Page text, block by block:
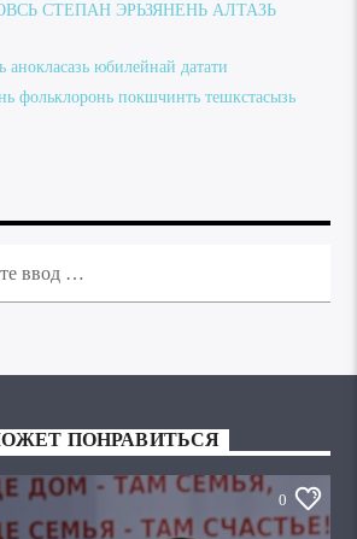
СТЕПАН ЭРЬЗЯНЕНЬ АЛТАЗЬ
анокласазь юбилейнай датати
фольклоронь покшчинть тешкстасызь
ПОНРАВИТЬСЯ
0